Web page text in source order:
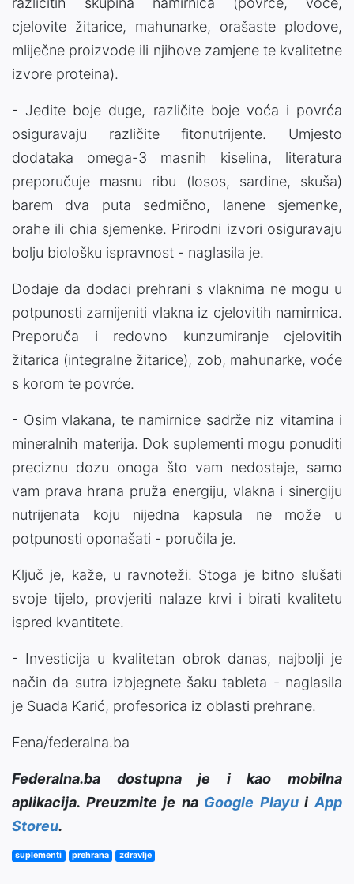
cjelovite žitarice, mahunarke, orašaste plodove,
mliječne proizvode ili njihove zamjene te kvalitetne
izvore proteina).
- Jedite boje duge, različite boje voća i povrća
osiguravaju različite fitonutrijente. Umjesto
dodataka omega-3 masnih kiselina, literatura
preporučuje masnu ribu (losos, sardine, skuša)
barem dva puta sedmično, lanene sjemenke,
orahe ili chia sjemenke. Prirodni izvori osiguravaju
bolju biološku ispravnost - naglasila je.
Dodaje da dodaci prehrani s vlaknima ne mogu u
potpunosti zamijeniti vlakna iz cjelovitih namirnica.
Preporuča i redovno kunzumiranje cjelovitih
žitarica (integralne žitarice), zob, mahunarke, voće
s korom te povrće.
- Osim vlakana, te namirnice sadrže niz vitamina i
mineralnih materija. Dok suplementi mogu ponuditi
preciznu dozu onoga što vam nedostaje, samo
vam prava hrana pruža energiju, vlakna i sinergiju
nutrijenata koju nijedna kapsula ne može u
potpunosti oponašati - poručila je.
Ključ je, kaže, u ravnoteži. Stoga je bitno slušati
svoje tijelo, provjeriti nalaze krvi i birati kvalitetu
ispred kvantitete.
- Investicija u kvalitetan obrok danas, najbolji je
način da sutra izbjegnete šaku tableta - naglasila
je Suada Karić, profesorica iz oblasti prehrane.
Fena/federalna.ba
Federalna.ba dostupna je i kao mobilna
aplikacija. Preuzmite je na Google PlayuiApp
Storeu.
suplementi prehrana zdravlje